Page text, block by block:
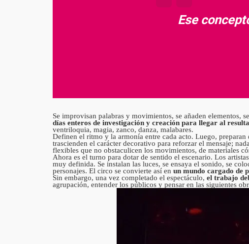
Ese
Se improvisan palabras y movimientos, se añaden elementos,
días enteros de investigación y creación para llegar al
ventriloquia, magia, zanco, danza, malabares.
Definen el ritmo y la armonía entre cada acto. Luego,
trascienden el carácter decorativo para reforzar el mensaje;
flexibles que no obstaculicen los movimientos, de materiales
Ahora es el turno para dotar de sentido el escenario. Los
muy definida. Se instalan las luces, se ensaya el sonido, se
personajes. El circo se convierte así en un mundo cargado de
Sin embargo, una vez completado el espectáculo, el trabajo
agrupación, entender los públicos y pensar en las siguientes